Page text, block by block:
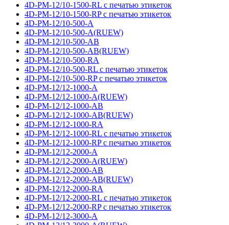
4D-PM-12/10-1500-RL с печатью этикеток
4D-PM-12/10-1500-RP с печатью этикеток
4D-PM-12/10-500-A
4D-PM-12/10-500-A(RUEW)
4D-PM-12/10-500-AB
4D-PM-12/10-500-AB(RUEW)
4D-PM-12/10-500-RA
4D-PM-12/10-500-RL с печатью этикеток
4D-PM-12/10-500-RP с печатью этикеток
4D-PM-12/12-1000-A
4D-PM-12/12-1000-A(RUEW)
4D-PM-12/12-1000-AB
4D-PM-12/12-1000-AB(RUEW)
4D-PM-12/12-1000-RA
4D-PM-12/12-1000-RL с печатью этикеток
4D-PM-12/12-1000-RP с печатью этикеток
4D-PM-12/12-2000-A
4D-PM-12/12-2000-A(RUEW)
4D-PM-12/12-2000-AB
4D-PM-12/12-2000-AB(RUEW)
4D-PM-12/12-2000-RA
4D-PM-12/12-2000-RL с печатью этикеток
4D-PM-12/12-2000-RP с печатью этикеток
4D-PM-12/12-3000-A